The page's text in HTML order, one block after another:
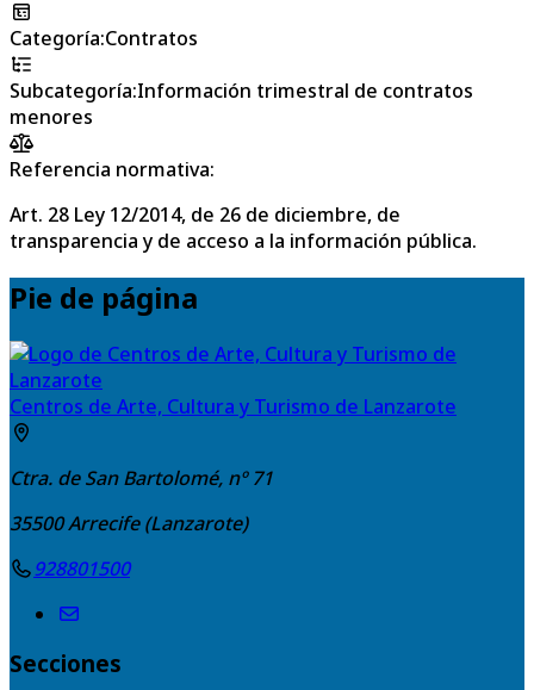
Categoría:Contratos
Subcategoría:Información trimestral de contratos
menores
Referencia normativa:
Art. 28 Ley 12/2014, de 26 de diciembre, de
transparencia y de acceso a la información pública.
Pie de página
Centros de Arte, Cultura y Turismo de Lanzarote
Ctra. de San Bartolomé, nº 71
35500Arrecife (Lanzarote)
928801500
Secciones